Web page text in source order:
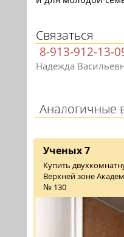
Связаться
8-913-912-13-
Надежда
Аналогичные
Ученых 7
Купить
Верхней зоне
№ 130